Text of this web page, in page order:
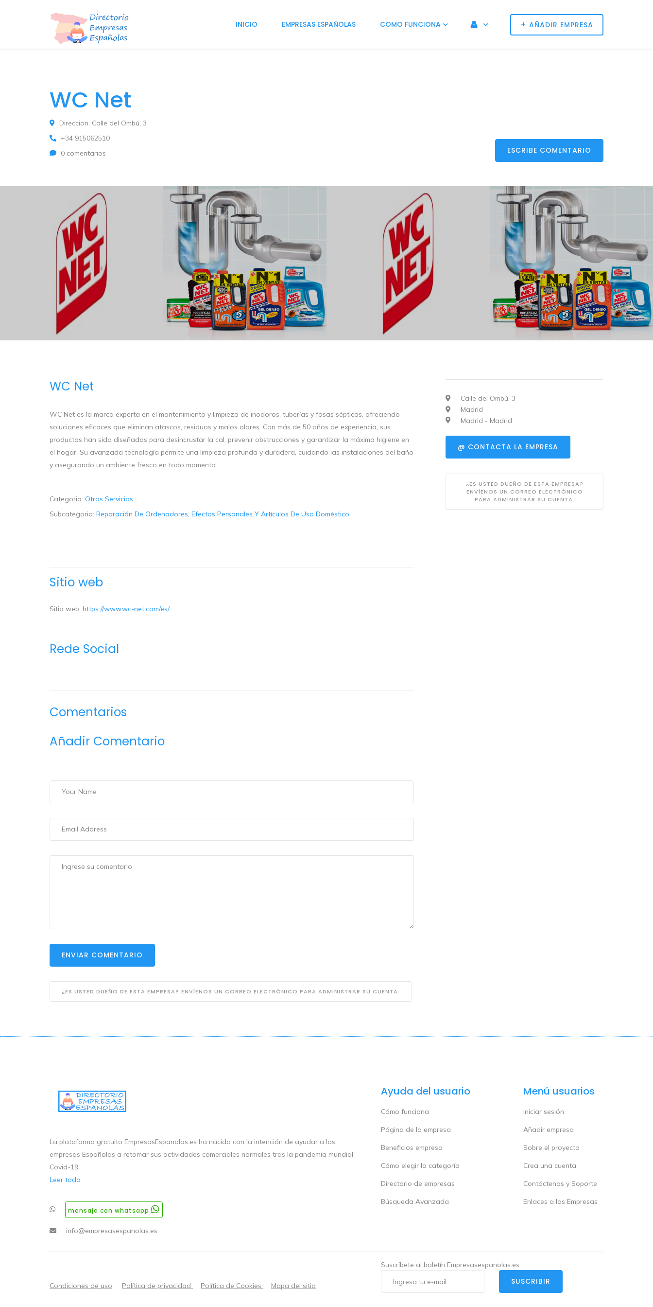
+ AÑADIR EMPRESA
INICIO EMPRESAS ESPAÑOLAS COMO FUNCIONA
WC Net
Direccion: Calle del Ombú, 3
+34 915062510
0 comentarios
ESCRIBE COMENTARIO
WC Net
WC Net es la marca experta en el mantenimiento y limpieza de inodoros, tuberías y fosas sépticas, ofreciendo
soluciones eficaces que eliminan atascos, residuos y malos olores. Con más de 50 años de experiencia, sus
productos han sido diseñados para desincrustar la cal, prevenir obstrucciones y garantizar la máxima higiene en
el hogar. Su avanzada tecnología permite una limpieza profunda y duradera, cuidando las instalaciones del baño
y asegurando un ambiente fresco en todo momento.
Categoria: Otros Servicios
Subcategoria: Reparación De Ordenadores, Efectos Personales Y Artículos De Uso Doméstico
Sitio web
Sitio web: https://www.wc-net.com/es/
Rede Social
Comentarios
Añadir Comentario
ENVIAR COMENTARIO
¿ES USTED DUEÑO DE ESTA EMPRESA? ENVÍENOS UN CORREO ELECTRÓNICO PARA ADMINISTRAR SU CUENTA.
Calle del Ombú, 3
Madrid
Madrid - Madrid
@ CONTACTA LA EMPRESA
¿ES USTED DUEÑO DE ESTA EMPRESA?
ENVÍENOS UN CORREO ELECTRÓNICO
PARA ADMINISTRAR SU CUENTA.
La plataforma gratuito EmpresasEspanolas.es ha nacido con la intención de ayudar a las
empresas Españolas a retomar sus actividades comerciales normales tras la pandemia mundial
Covid-19.
Leer todo
mensaje con whatsapp
info@empresasespanolas.es
Ayuda del usuario
Cómo funciona
Página de la empresa
Beneficios empresa
Cómo elegir la categoría
Directorio de empresas
Búsqueda Avanzada
Menú usuarios
Iniciar sesión
Añadir empresa
Sobre el proyecto
Crea una cuenta
Contáctenos y Soporte
Enlaces a las Empresas
Suscríbete al boletín Empresasespanolas.es
Condiciones de uso Política de privacidad Política de Cookies Mapa del sitio SUSCRIBIR